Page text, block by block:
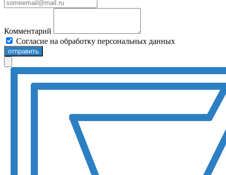
Комментарий
Согласие на обработку персональных данных
отправить